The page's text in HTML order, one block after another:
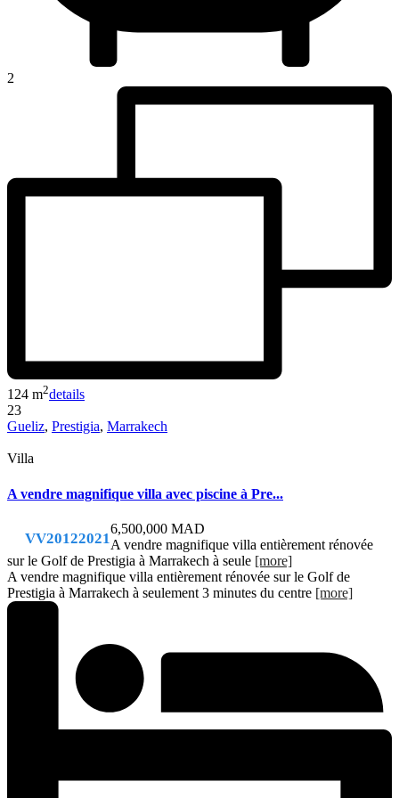
2
124 m2details
23
Gueliz, Prestigia, Marrakech
Villa
A vendre magnifique villa avec piscine à Pre...
VV20122021
6,500,000 MAD
A vendre magnifique villa entièrement rénovée
sur le Golf de Prestigia à Marrakech à seule [more]
A vendre magnifique villa entièrement rénovée sur le Golf de
Prestigia à Marrakech à seulement 3 minutes du centre [more]